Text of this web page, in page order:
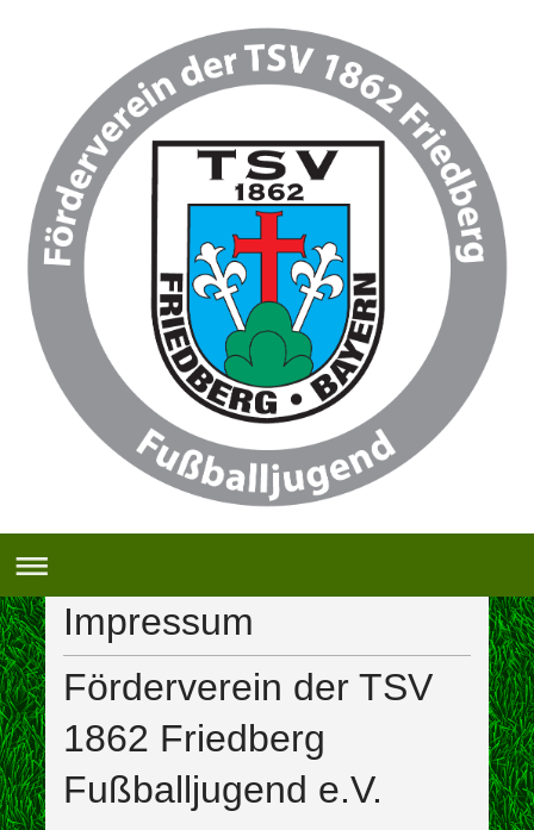
Impressum
Förderverein der TSV
1862 Friedberg
Fußballjugend e.V.